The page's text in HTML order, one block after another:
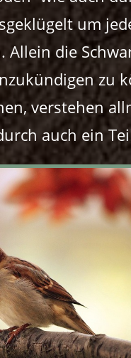
um
Allein die
zu
verstehen
auch ein